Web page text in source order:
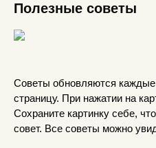
Полезные советы
Советы обновляются каждые
страницу. При нажатии на
Сохраните картинку себе,
совет. Все советы можно